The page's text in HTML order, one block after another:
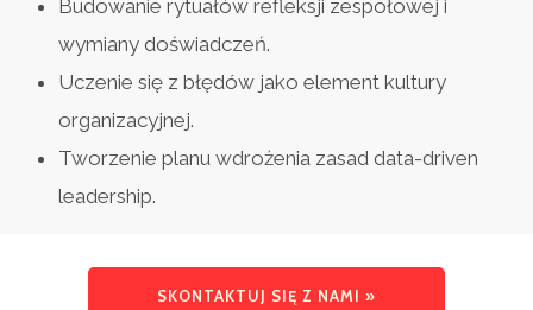
Budowanie rytuałów refleksji zespołowej i
wymiany doświadczeń.
Uczenie się z błędów jako element kultury
organizacyjnej.
Tworzenie planu wdrożenia zasad data-driven
leadership.
SKONTAKTUJ SIĘ Z NAMI »